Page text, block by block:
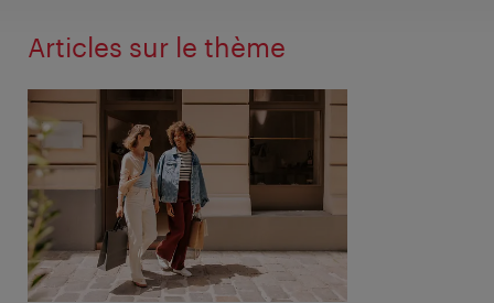
Articles sur le thème